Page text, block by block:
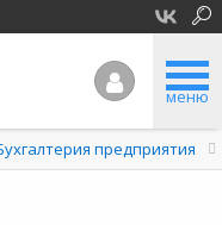
меню
предприятия